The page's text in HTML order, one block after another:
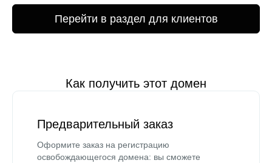
Перейти в раздел для клиентов
Как получить этот домен
Предварительный заказ
Оформите заказ на регистрацию
освобождающегося домена: вы сможете